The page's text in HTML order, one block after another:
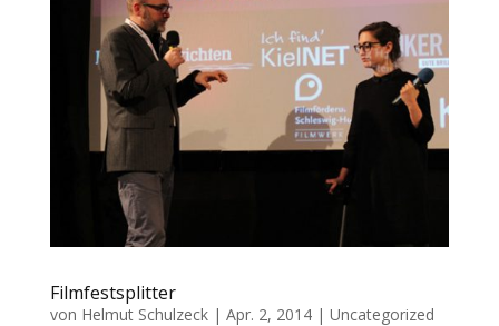
Filmfestsplitter
von Helmut Schulzeck| Apr. 2, 2014| Uncategorized